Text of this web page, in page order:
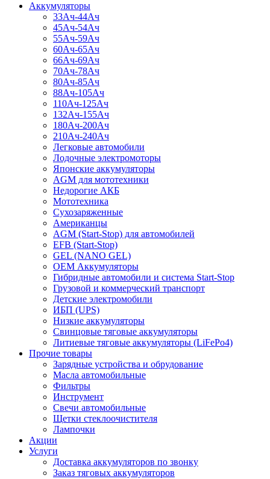
Аккумуляторы
33Ач-44Ач
45Ач-54Ач
55Ач-59Ач
60Ач-65Ач
66Ач-69Ач
70Ач-78Ач
80Ач-85Ач
88Ач-105Ач
110Ач-125Ач
132Ач-155Ач
180Ач-200Ач
210Ач-240Ач
Легковые автомобили
Лодочные электромоторы
Японские аккумуляторы
AGM для мототехники
Недорогие АКБ
Мототехника
Сухозаряженные
Американцы
AGM (Start-Stop) для автомобилей
EFB (Start-Stop)
GEL (NANO GEL)
OEM Аккумуляторы
Гибридные автомобили и система Start-Stop
Грузовой и коммерческий транспорт
Детские электромобили
ИБП (UPS)
Низкие аккумуляторы
Свинцовые тяговые аккумуляторы
Литиевые тяговые аккумуляторы (LiFePo4)
Прочие товары
Зарядные устройства и обрудование
Масла автомобильные
Фильтры
Инструмент
Свечи автомобильные
Щетки стеклоочистителя
Лампочки
Акции
Услуги
Доставка аккумуляторов по звонку
Заказ тяговых аккумуляторов